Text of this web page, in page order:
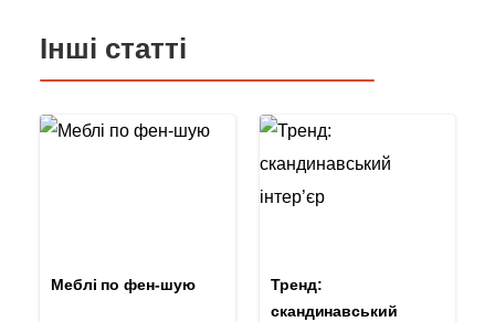
Інші статті
Меблі по фен-шую
Тренд:
скандинавський